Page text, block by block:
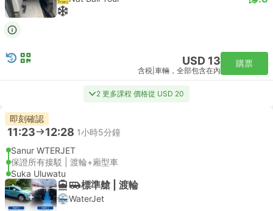
USD 13
含税 車輛，全部包含在內
購票
2 更多課程 價格從 USD 20
即刻確認
11:23 12:28 1小時5分鐘
Sanur WTERJET
保證所有接駁 | 渡輪+廂型車
Suka Uluwatu
標準艙 | 渡輪
WaterJet